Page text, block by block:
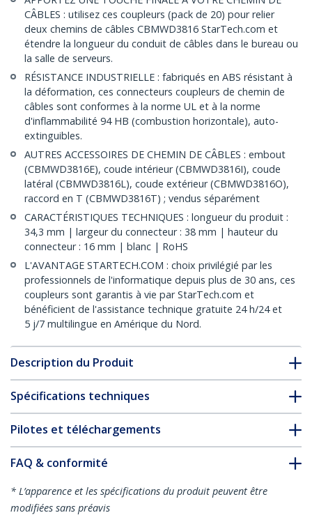
CÂBLES : utilisez ces coupleurs (pack de 20) pour relier
deux chemins de câbles CBMWD3816 StarTech.com et
étendre la longueur du conduit de câbles dans le bureau ou
la salle de serveurs.
RÉSISTANCE INDUSTRIELLE : fabriqués en ABS résistant à
la déformation, ces connecteurs coupleurs de chemin de
câbles sont conformes à la norme UL et à la norme
d'inflammabilité 94 HB (combustion horizontale), auto-
extinguibles.
AUTRES ACCESSOIRES DE CHEMIN DE CÂBLES : embout
(CBMWD3816E), coude intérieur (CBMWD3816I), coude
latéral (CBMWD3816L), coude extérieur (CBMWD3816O),
raccord en T (CBMWD3816T) ; vendus séparément
CARACTÉRISTIQUES TECHNIQUES : longueur du produit :
34,3 mm | largeur du connecteur : 38 mm | hauteur du
connecteur : 16 mm | blanc | RoHS
L'AVANTAGE STARTECH.COM : choix privilégié par les
professionnels de l'informatique depuis plus de 30 ans, ces
coupleurs sont garantis à vie par StarTech.com et
bénéficient de l'assistance technique gratuite 24 h/24 et
5 j/7 multilingue en Amérique du Nord.
Description du Produit
Spécifications techniques
Pilotes et téléchargements
FAQ & conformité
* L’apparence et les spécifications du produit peuvent être
modifiées sans préavis